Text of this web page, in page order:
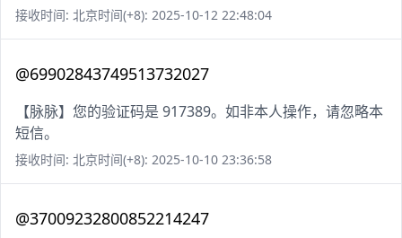
接收时间: 北京时间(+8): 2025-10-12 22:48:04
@69902843749513732027
【脉脉】您的验证码是 917389。如非本人操作，请忽略本
短信。
接收时间: 北京时间(+8): 2025-10-10 23:36:58
@37009232800852214247